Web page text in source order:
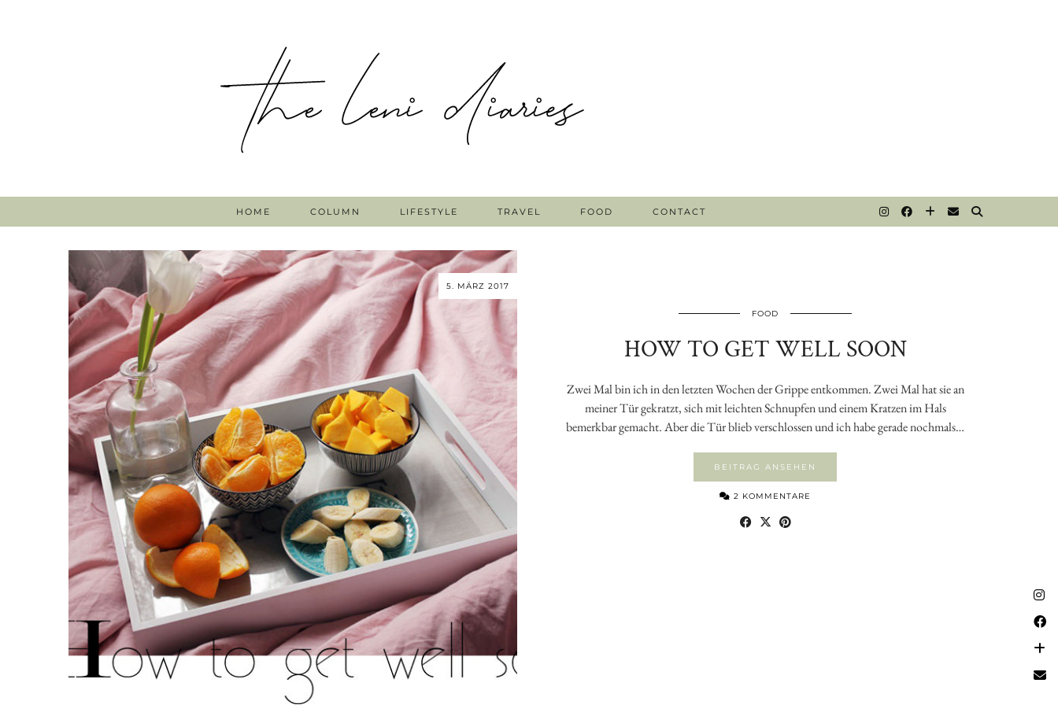
HOME COLUMN LIFESTYLE TRAVEL FOOD CONTACT
5. MÄRZ 2017
FOOD
HOW TO GET WELL SOON
Zwei Mal bin ich in den letzten Wochen der Grippe entkommen. Zwei Mal hat sie an
meiner Tür gekratzt, sich mit leichten Schnupfen und einem Kratzen im Hals
bemerkbar gemacht. Aber die Tür blieb verschlossen und ich habe gerade nochmals…
BEITRAG ANSEHEN
2 KOMMENTARE